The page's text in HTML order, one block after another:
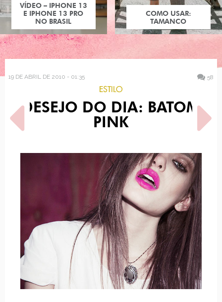
COMO USAR:
TAMANCO
COMO USAR:
BLUSA UM OMBRO
SÓ
19 DE ABRIL DE 2010 - 01:35 58
ESTILO
DESEJO DO DIA: BATOM
PINK
PRÓXIMO POST
OBRAS DE ARTE COM A
BARBIE